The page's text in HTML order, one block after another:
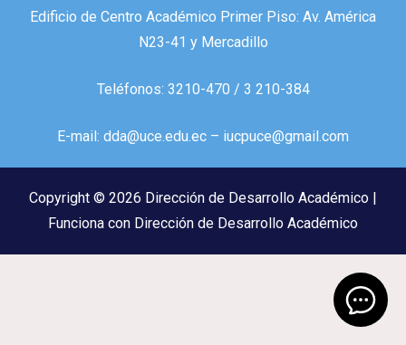
Edificio de Centro Académico Primer Piso: Av. América
N23-41 y Mercadillo
Teléfonos: 3210-470 / 3 210-384
E-mail: dda@uce.edu.ec – iucpuce@gmail.com
Copyright © 2026 Dirección de Desarrollo Académico |
Funciona con Dirección de Desarrollo Académico